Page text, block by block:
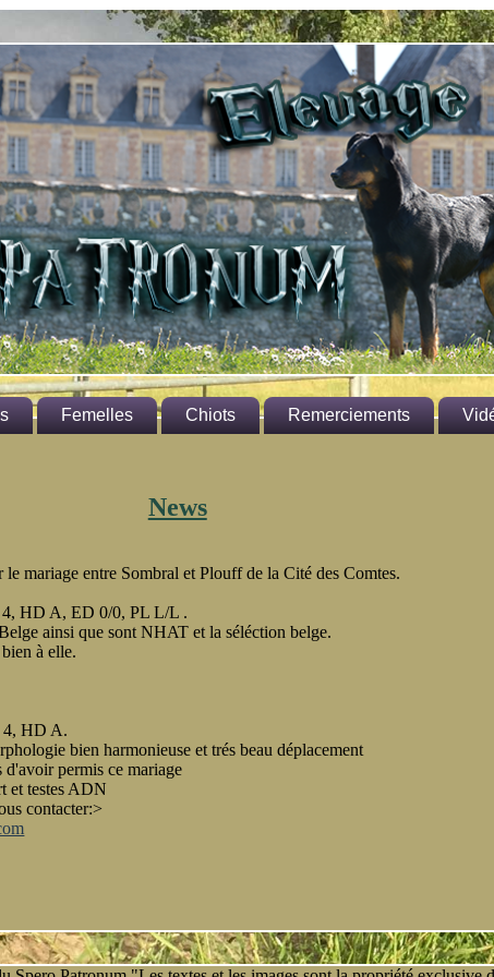
Femelles
Chiots
Remerciements
News
mariage entre Sombral et Plouff de la Cité des Comtes.
4, HD A, ED 0/0, PL L/L .
ainsi que sont NHAT et la séléction belge.
à elle.
4, HD A.
bien harmonieuse et trés beau déplacement
d'avoir permis ce mariage
et testes ADN
contacter:>